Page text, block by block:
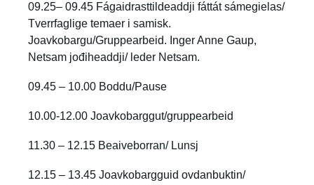
09.25– 09.45 Fágaidrasttildeaddji fáttát sámegielas/
Tverrfaglige temaer i samisk.
Joavkobargu/Gruppearbeid. Inger Anne Gaup,
Netsam jođiheaddji/ leder Netsam.
09.45 – 10.00 Boddu/Pause
10.00-12.00 Joavkobarggut/gruppearbeid
11.30 – 12.15 Beaiveborran/ Lunsj
12.15 – 13.45 Joavkobargguid ovdanbuktin/